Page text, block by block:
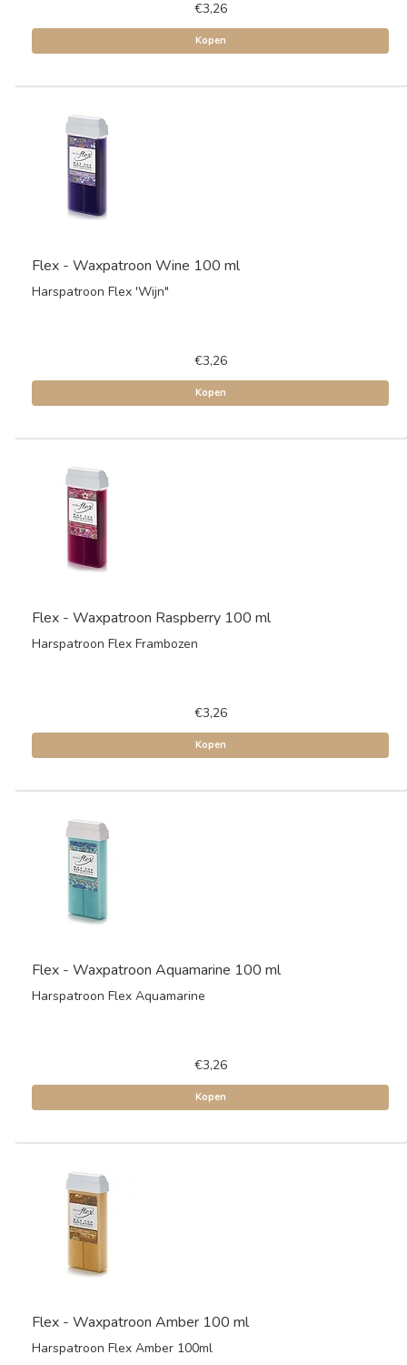
€3,26
Kopen
Flex - Waxpatroon Wine 100 ml
Harspatroon Flex 'Wijn"
€3,26
Kopen
Flex - Waxpatroon Raspberry 100 ml
Harspatroon Flex Frambozen
€3,26
Kopen
Flex - Waxpatroon Aquamarine 100 ml
Harspatroon Flex Aquamarine
€3,26
Kopen
Flex - Waxpatroon Amber 100 ml
Harspatroon Flex Amber 100ml